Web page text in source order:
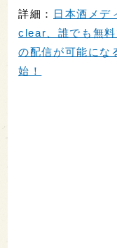
詳細：
日本酒メデ
clear、誰でも無
の配信が可能にな
始！